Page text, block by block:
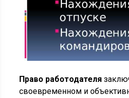
Право работодателя
своевременном и